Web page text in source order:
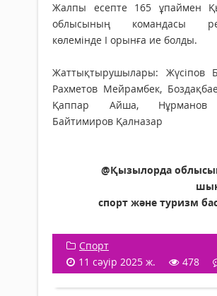
Жалпы есепте 165 ұпаймен
облысының командасы
көлемінде І орынға ие болды.
Жаттықтырушылары: Жүсіпов
Рахметов Мейрамбек,
Қаппар Айша, Нұрманов
Байтимиров Қалназар
@Қызылорда
спорт және туризм
Спорт
11 сәуір 2025 ж.
478